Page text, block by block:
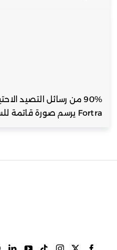
90% من رسائل التصيد
Fortra يرسم صورة قاتمة للسلوك البشري